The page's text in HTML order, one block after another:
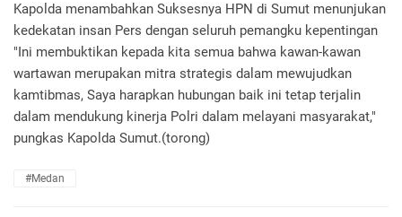
Kapolda menambahkan Suksesnya HPN di Sumut menunjukan
kedekatan insan Pers dengan seluruh pemangku kepentingan
"Ini membuktikan kepada kita semua bahwa kawan-kawan
wartawan merupakan mitra strategis dalam mewujudkan
kamtibmas, Saya harapkan hubungan baik ini tetap terjalin
dalam mendukung kinerja Polri dalam melayani masyarakat,"
pungkas Kapolda Sumut.(torong)
#Medan